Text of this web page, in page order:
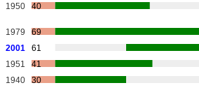
1950 40
1979
69
2001
61
1951
41
1940
30